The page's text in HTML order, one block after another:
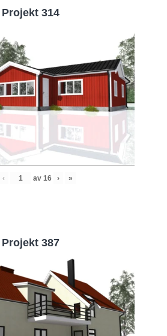
Projekt 314
‹ av 16 › »
Projekt 387